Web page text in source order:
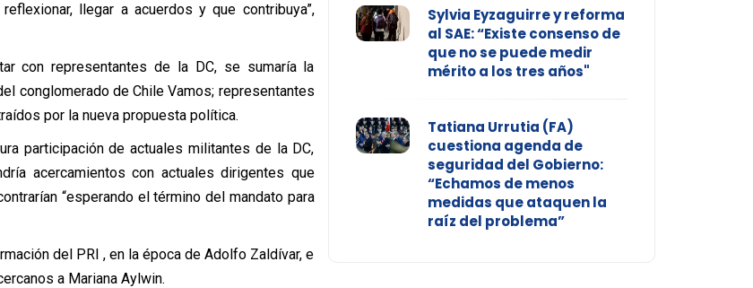
llegar a acuerdos y que contribuya”,
con representantes de la DC, se sumaría la
conglomerado de Chile Vamos; representantes
por la nueva propuesta política.
participación de actuales militantes de la DC,
acercamientos con actuales dirigentes que
“esperando el término del mandato para
del PRI , en la época de Adolfo Zaldívar, e
a Mariana Aylwin.
Sylvia Eyzaguirre y reforma
al SAE: “Existe consenso de
que no se puede medir
mérito a los tres años"
Tatiana Urrutia (FA)
cuestiona agenda de
seguridad del Gobierno:
“Echamos de menos
medidas que ataquen la
raíz del problema”